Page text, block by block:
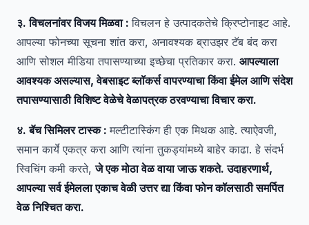
३. विचलनांवर विजय मिळवा :विचलन हे उत्पादकतेचे क्रिप्टोनाइट आहे.
आपल्या फोनच्या सूचना शांत करा, अनावश्यक ब्राउझर टॅब बंद करा
आणि सोशल मीडिया तपासण्याच्या इच्छेचा प्रतिकार करा. आपल्याला
आवश्यक असल्यास, वेबसाइट ब्लॉकर्स वापरण्याचा किंवा ईमेल आणि संदेश
तपासण्यासाठी विशिष्ट वेळेचे वेळापत्रक ठरवण्याचा विचार करा.
४. बॅच सिमिलर टास्क :मल्टीटास्किंग ही एक मिथक आहे. त्याऐवजी,
समान कार्ये एकत्र करा आणि त्यांना तुकड्यांमध्ये बाहेर काढा. हे संदर्भ
स्विचिंग कमी करते,जे एक मोठा वेळ वाया जाऊ शकते. उदाहरणार्थ,
आपल्या सर्व ईमेलला एकाच वेळी उत्तर द्या किंवा फोन कॉलसाठी समर्पित
वेळ निश्चित करा.